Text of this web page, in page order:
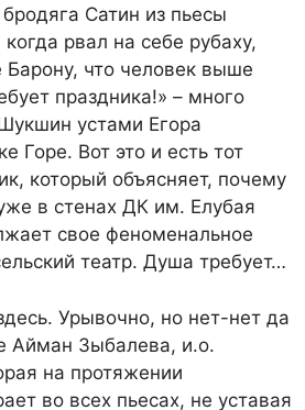
Сатин из пьесы
рвал на себе рубаху,
Барону, что человек выше
праздника!» – много
устами Егора
Горе. Вот это и есть тот
который объясняет, почему
в стенах ДК им. Елубая
свое феноменальное
театр. Душа требует…
Урывочно, но нет-нет да
Айман Зыбалева, и.о.
на протяжении
во всех пьесах, не уставая